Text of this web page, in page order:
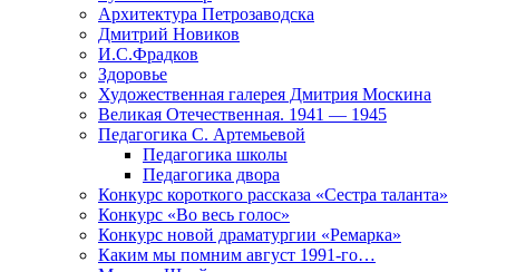
Архитектура Петрозаводска
Дмитрий Новиков
И.С.Фрадков
Здоровье
Художественная галерея Дмитрия Москина
Великая Отечественная. 1941 — 1945
Педагогика С. Артемьевой
Педагогика школы
Педагогика двора
Конкурс короткого рассказа «Сестра таланта»
Конкурс «Во весь голос»
Конкурс новой драматургии «Ремарка»
Каким мы помним август 1991-го…